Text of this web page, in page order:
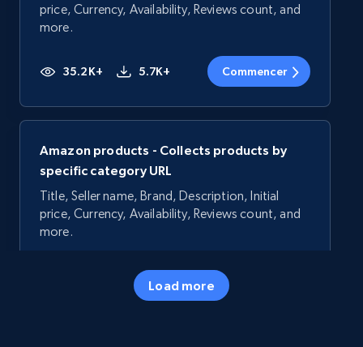
price, Currency, Availability, Reviews count, and
more.
35.2K+ 5.7K+ Commencer
Amazon products - Collects products by
specific category URL
Title, Seller name, Brand, Description, Initial
price, Currency, Availability, Reviews count, and
more.
5.7K+ Commencer
Load more